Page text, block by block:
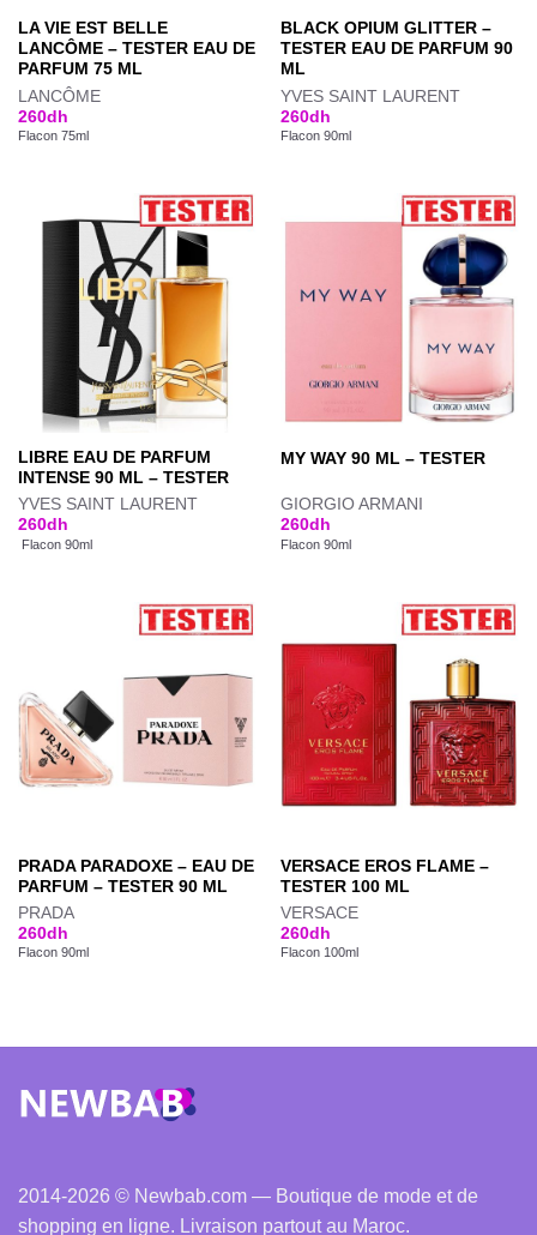
LA VIE EST BELLE
LANCÔME – TESTER EAU DE
PARFUM 75 ML
LANCÔME
260dh
Flacon 75ml
BLACK OPIUM GLITTER –
TESTER EAU DE PARFUM 90
ML
YVES SAINT LAURENT
260dh
Flacon 90ml
LIBRE EAU DE PARFUM
INTENSE 90 ML – TESTER
YVES SAINT LAURENT
260dh
Flacon 90ml
MY WAY 90 ML – TESTER
GIORGIO ARMANI
260dh
Flacon 90ml
PRADA PARADOXE – EAU DE
PARFUM – TESTER 90 ML
PRADA
260dh
Flacon 90ml
VERSACE EROS FLAME –
TESTER 100 ML
VERSACE
260dh
Flacon 100ml
2014-2026 © Newbab.com — Boutique de mode et de
shopping en ligne. Livraison partout au Maroc.